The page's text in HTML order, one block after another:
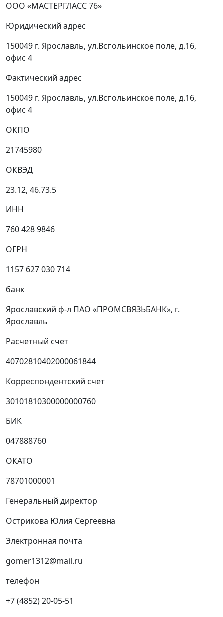
ООО «МАСТЕРГЛАСС 76»
Юридический адрес
150049 г. Ярославль, ул.Вспольинское поле, д.16,
офис 4
Фактический адрес
150049 г. Ярославль, ул.Вспольинское поле, д.16,
офис 4
ОКПО
21745980
ОКВЭД
23.12, 46.73.5
ИНН
760 428 9846
ОГРН
1157 627 030 714
банк
Ярославский ф-л ПАО «ПРОМСВЯЗЬБАНК», г.
Ярославль
Расчетный счет
40702810402000061844
Корреспондентский счет
30101810300000000760
БИК
047888760
ОКАТО
78701000001
Генеральный директор
Острикова Юлия Сергеевна
Электронная почта
gomer1312@mail.ru
телефон
+7 (4852) 20-05-51